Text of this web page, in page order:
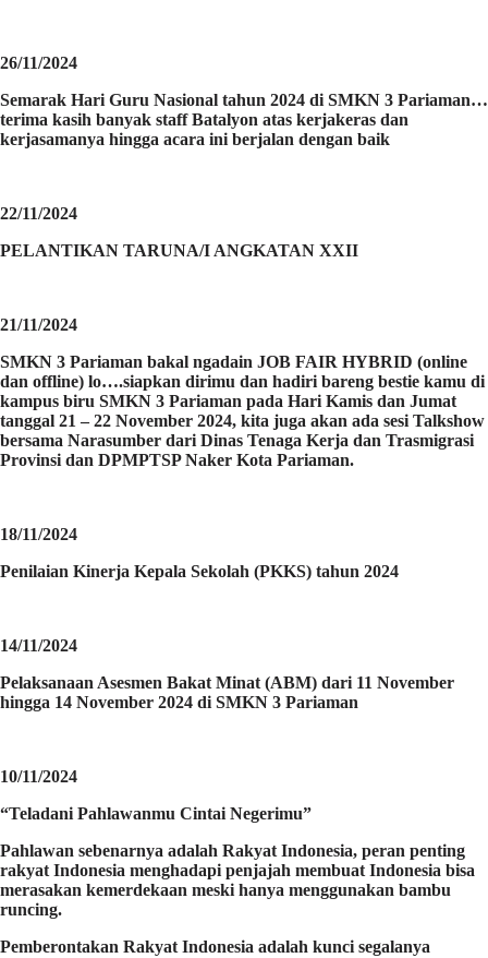
26/11/2024
Semarak Hari Guru Nasional tahun 2024 di SMKN 3 Pariaman…
terima kasih banyak staff Batalyon atas kerjakeras dan
kerjasamanya hingga acara ini berjalan dengan baik
22/11/2024
PELANTIKAN TARUNA/I ANGKATAN XXII
21/11/2024
SMKN 3 Pariaman bakal ngadain JOB FAIR HYBRID (online
dan offline) lo….siapkan dirimu dan hadiri bareng bestie kamu di
kampus biru SMKN 3 Pariaman pada Hari Kamis dan Jumat
tanggal 21 – 22 November 2024, kita juga akan ada sesi Talkshow
bersama Narasumber dari Dinas Tenaga Kerja dan Trasmigrasi
Provinsi dan DPMPTSP Naker Kota Pariaman.
18/11/2024
Penilaian Kinerja Kepala Sekolah (PKKS) tahun 2024
14/11/2024
Pelaksanaan Asesmen Bakat Minat (ABM) dari 11 November
hingga 14 November 2024 di SMKN 3 Pariaman
10/11/2024
“Teladani Pahlawanmu Cintai Negerimu”
Pahlawan sebenarnya adalah Rakyat Indonesia, peran penting
rakyat Indonesia menghadapi penjajah membuat Indonesia bisa
merasakan kemerdekaan meski hanya menggunakan bambu
runcing.
Pemberontakan Rakyat Indonesia adalah kunci segalanya